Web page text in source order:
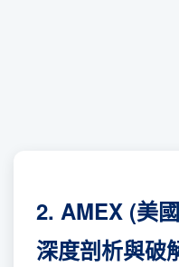
2. AMEX (美
深度剖析與破